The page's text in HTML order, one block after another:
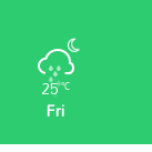
25℃
Fri